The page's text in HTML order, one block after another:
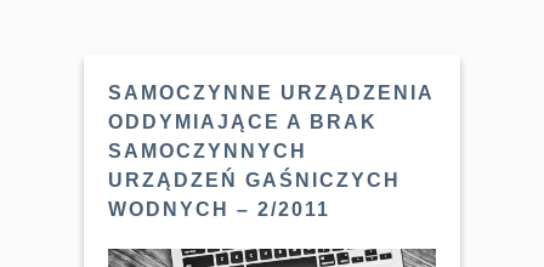
SAMOCZYNNE URZĄDZENIA
ODDYMIAJĄCE A BRAK
SAMOCZYNNYCH
URZĄDZEŃ GAŚNICZYCH
WODNYCH – 2/2011